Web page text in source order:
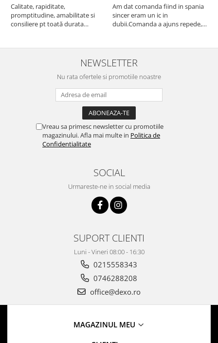
Calitate, rapiditate,
promptitudine, amabilitate si
consiliere pt toată durata
Am dat comanda fiind in spania
sincer eram un ic in
dubii.Comanda a ajuns repede,in
treaba,va multumesc pentru
rapiditate si
amabilitate,RECOMAND 100%
NEWSLETTER
Nu rata ofertele si promotiile noastre
Vreau sa primesc newsletter cu promotiile
magazinului. Afla mai multe in Politica de
Confidentialitate
SOCIAL
Urmareste-ne in social media
SUPORT CLIENTI
Luni - Vineri 08:00 - 16:30
0215558343
0746288208
office@dexo.ro
MAGAZINUL MEU